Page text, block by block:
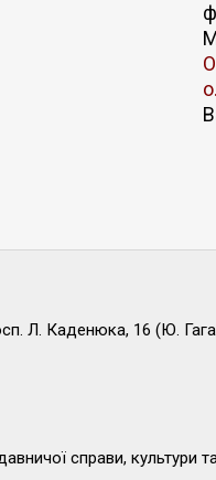
Л. Каденюка, 16 (Ю.
справи, культури та